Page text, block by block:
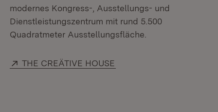
modernes Kongress-, Ausstellungs- und
Dienstleistungszentrum mit rund 5.500
Quadratmeter Ausstellungsfläche.
Extern:
THE CREÄTIVE HOUSE